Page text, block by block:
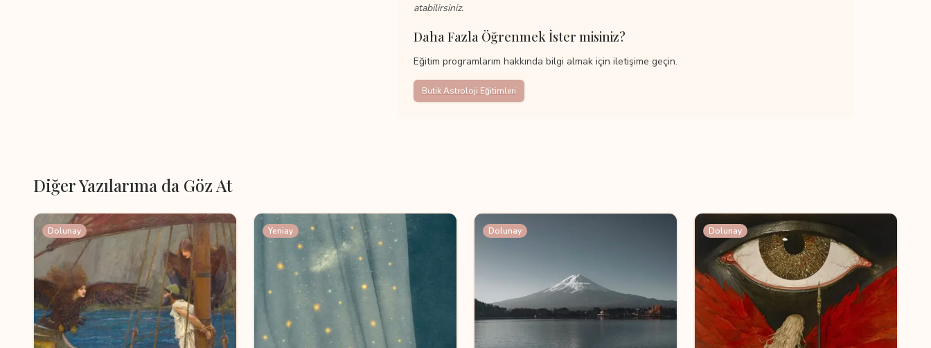
atabilirsiniz.
Daha Fazla Öğrenmek İster misiniz?
Eğitim programlarım hakkında bilgi almak için iletişime geçin.
Butik Astroloji Eğitimleri
Diğer Yazılarıma da Göz At
Dolunay Yeniay Dolunay Dolunay